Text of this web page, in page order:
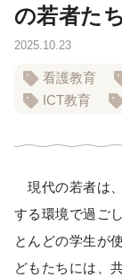
の若者た
2025.10.23
看護教育
ICT教育
現代の若者は
する環境で過ご
とんどの学生が
どもたちには、